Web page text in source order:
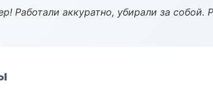
Работали аккуратно, убирали за собой.